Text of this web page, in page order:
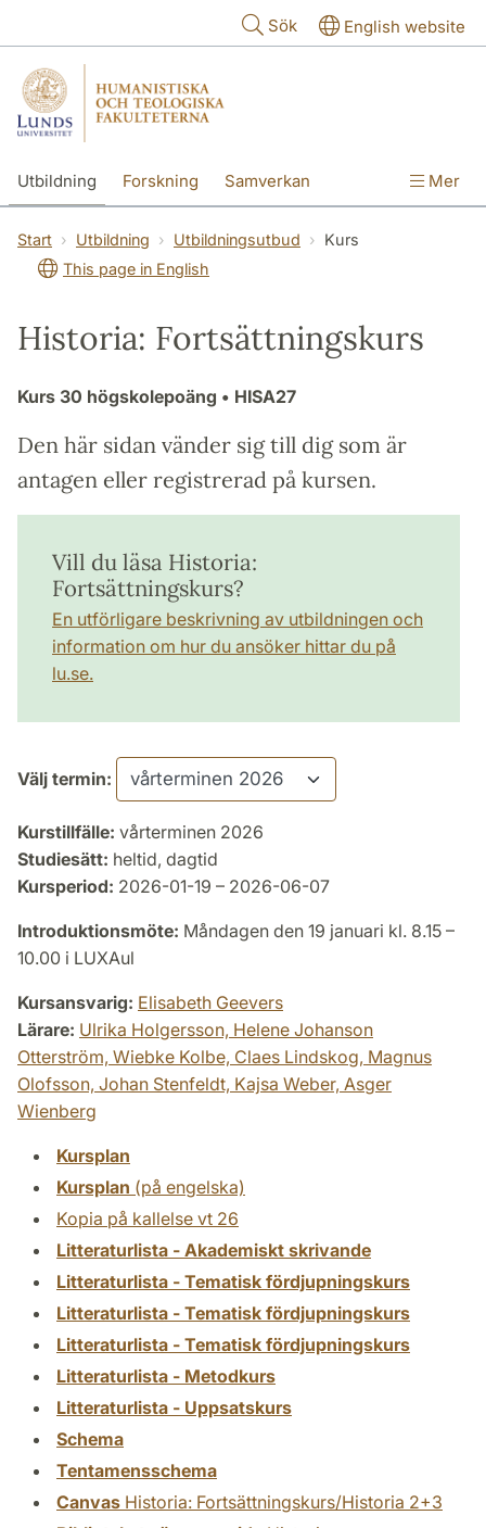
Sök English website
Utbildning Forskning Samverkan Mer
Start Utbildning Utbildningsutbud
Kurs
This page in English
Historia: Fortsättningskurs
Kurs 30 högskolepoäng • HISA27
Den här sidan vänder sig till dig som är
antagen eller registrerad på kursen.
Vill du läsa Historia:
Fortsättningskurs?
En utförligare beskrivning av utbildningen och
information om hur du ansöker hittar du på
lu.se.
Välj termin:
Kurstillfälle: vårterminen 2026
Studiesätt: heltid, dagtid
Kursperiod: 2026-01-19 – 2026-06-07
Introduktionsmöte: Måndagen den 19 januari kl. 8.15 –
10.00 i LUXAul
Kursansvarig: Elisabeth Geevers
Lärare: Ulrika Holgersson, Helene Johanson
Otterström, Wiebke Kolbe, Claes Lindskog, Magnus
Olofsson, Johan Stenfeldt, Kajsa Weber, Asger
Wienberg
Kursplan
Kursplan (på engelska)
Kopia på kallelse vt 26
Litteraturlista - Akademiskt skrivande
Litteraturlista - Tematisk fördjupningskurs
Litteraturlista - Tematisk fördjupningskurs
Litteraturlista - Tematisk fördjupningskurs
Litteraturlista - Metodkurs
Litteraturlista - Uppsatskurs
Schema
Tentamensschema
Canvas Historia: Fortsättningskurs/Historia 2+3